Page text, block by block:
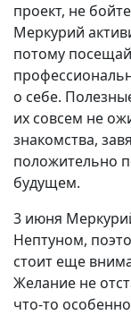
проект, не
Меркурий
потому
о себе.
их совсем не
знакомства,
положительно
будущем.
3 июня
Нептуном,
стоит еще
Желание не
что-то